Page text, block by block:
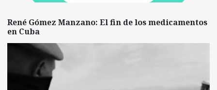
René Gómez Manzano: El fin de los medicamentos
en Cuba